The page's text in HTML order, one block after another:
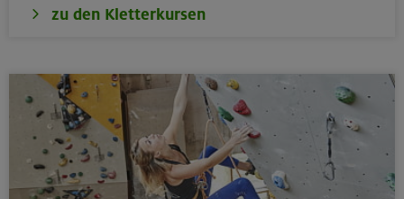
zu den Kletterkursen